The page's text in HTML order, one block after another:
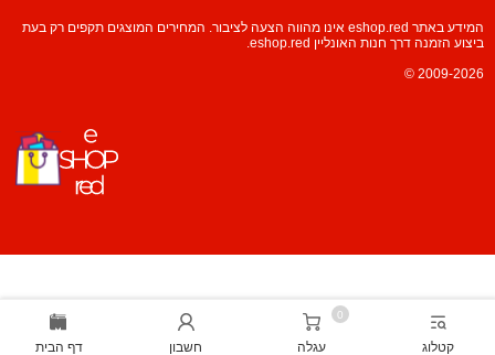
דף הבית חשבון
0
עגלה קטלוג
המידע באתר eshop.red אינו מהווה הצעה לציבור. המחירים המוצגים תקפים רק בעת
ביצוע הזמנה דרך חנות האונליין eshop.red.
© 2009-2026